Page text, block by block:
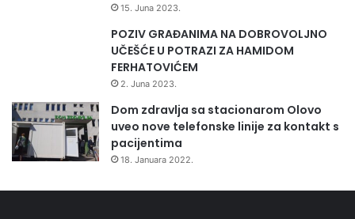
15. Juna 2023.
POZIV GRAĐANIMA NA DOBROVOLJNO
UČEŠĆE U POTRAZI ZA HAMIDOM
FERHATOVIĆEM
2. Juna 2023.
Dom zdravlja sa stacionarom Olovo
uveo nove telefonske linije za kontakt s
pacijentima
18. Januara 2022.